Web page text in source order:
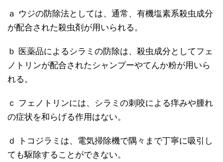
ａ ウジの防除法としては、通常、有機塩素系殺虫成分
が配合された殺虫剤が用いられる。
ｂ 医薬品によるシラミの防除は、殺虫成分としてフェ
ノトリンが配合されたシャンプーやてんか粉が用いら
れる。
ｃ フェノトリンには、シラミの刺咬による痒みや腫れ
の症状を和らげる作用はない。
ｄ トコジラミは、電気掃除機で隅々まで丁寧に吸引し
ても駆除することができない。